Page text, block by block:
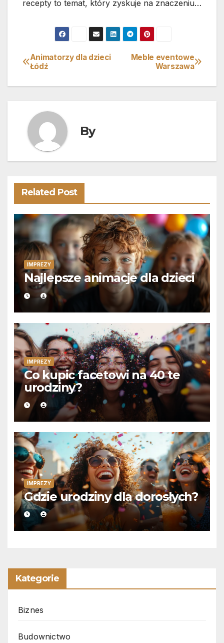
recepty to temat, który zyskuje na znaczeniu…
Nawigacja
wpisu
Meble eventowe
Warszawa
Animatorzy dla dzieci
Łódź
By
Related Post
IMPREZY
Najlepsze animacje dla dzieci
IMPREZY
Co kupic facetowi na 40 te
urodziny?
IMPREZY
Gdzie urodziny dla dorosłych?
Kategorie
Biznes
Budownictwo